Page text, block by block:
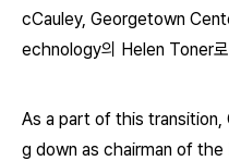
cCauley, Georgetown
echnology의 Helen Toner로
As a part of this transition,
g down as chairman of the